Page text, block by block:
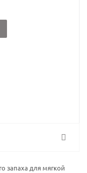
запаха для мягкой